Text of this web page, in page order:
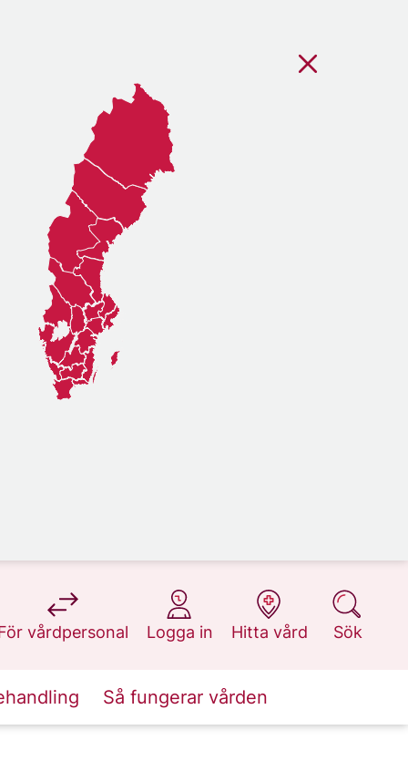
vårdpersonal
på 1177.se
Logga in
på 1177.se
Hitta vård
på 1177.se
Sök
på 1177.se
Så fungerar vården